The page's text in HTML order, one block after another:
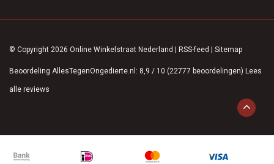
© Copyright 2026 Online Winkelstraat Nederland RSS-feed Sitemap
Beoordeling AllesTegenOngedierte.nl : 8,9 / 10 (22777 beoordelingen) Lees
alle reviews